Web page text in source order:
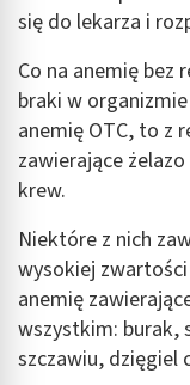
się do lekarza i
Co na anemię
braki w
anemię OTC, to z
zawierające
krew.
Niektóre z nich
wysokiej
anemię
wszystkim: burak,
szczawiu, dzięgiel